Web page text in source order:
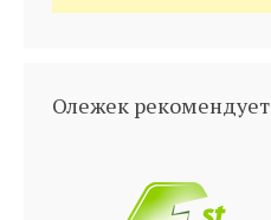
Олежек рекомендует